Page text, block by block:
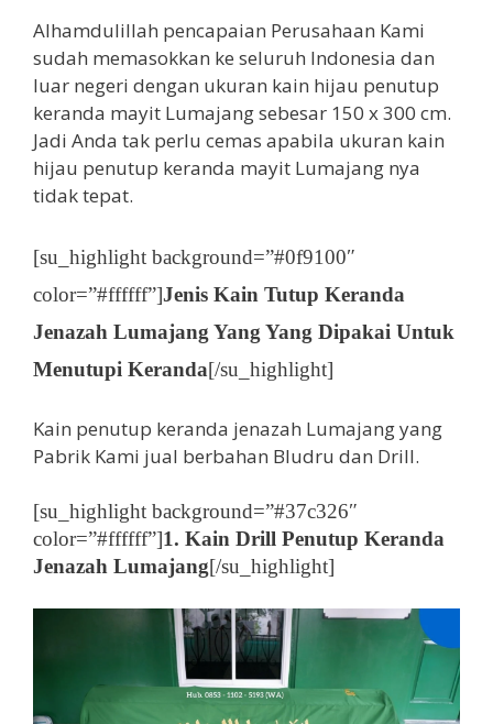
Alhamdulillah pencapaian Perusahaan Kami
sudah memasokkan ke seluruh Indonesia dan
luar negeri dengan ukuran kain hijau penutup
keranda mayit Lumajang sebesar 150 x 300 cm.
Jadi Anda tak perlu cemas apabila ukuran kain
hijau penutup keranda mayit Lumajang nya
tidak tepat.
[su_highlight background=”#0f9100″
color=”#ffffff”]Jenis Kain Tutup Keranda
Jenazah Lumajang Yang Yang Dipakai Untuk
Menutupi Keranda[/su_highlight]
Kain penutup keranda jenazah Lumajang yang
Pabrik Kami jual berbahan Bludru dan Drill.
[su_highlight background=”#37c326″
color=”#ffffff”]1. Kain Drill Penutup Keranda
Jenazah Lumajang[/su_highlight]